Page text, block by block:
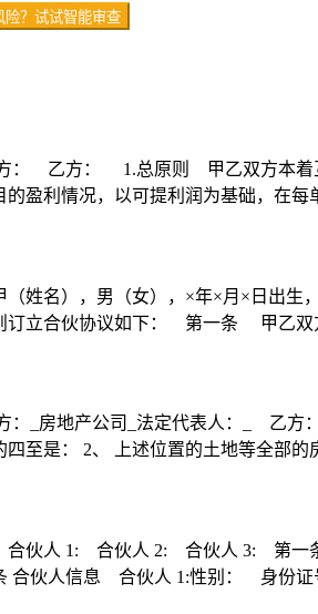
险？试试智能审查
乙方： 1.总原则 甲乙双方本着互
的盈利情况，以可提利润为基础，在每
姓名），男（女），×年×月×日出
订立合伙协议如下： 第一条 甲乙双
_房地产公司_法定代表人：_ 乙方
四至是： 2、 上述位置的土地等全部的
伙人 1: 合伙人 2: 合伙人 3: 第一条
合伙人信息 合伙人 1:性别： 身份